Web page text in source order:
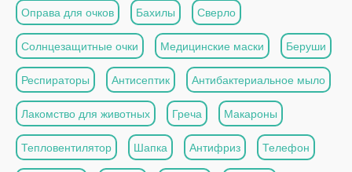
Оправа для очков Бахилы Сверло
Солнцезащитные очки Медицинские маски Беруши
Респираторы Антисептик Антибактериальное мыло
Лакомство для животных Греча Макароны
Тепловентилятор Шапка Антифриз Телефон